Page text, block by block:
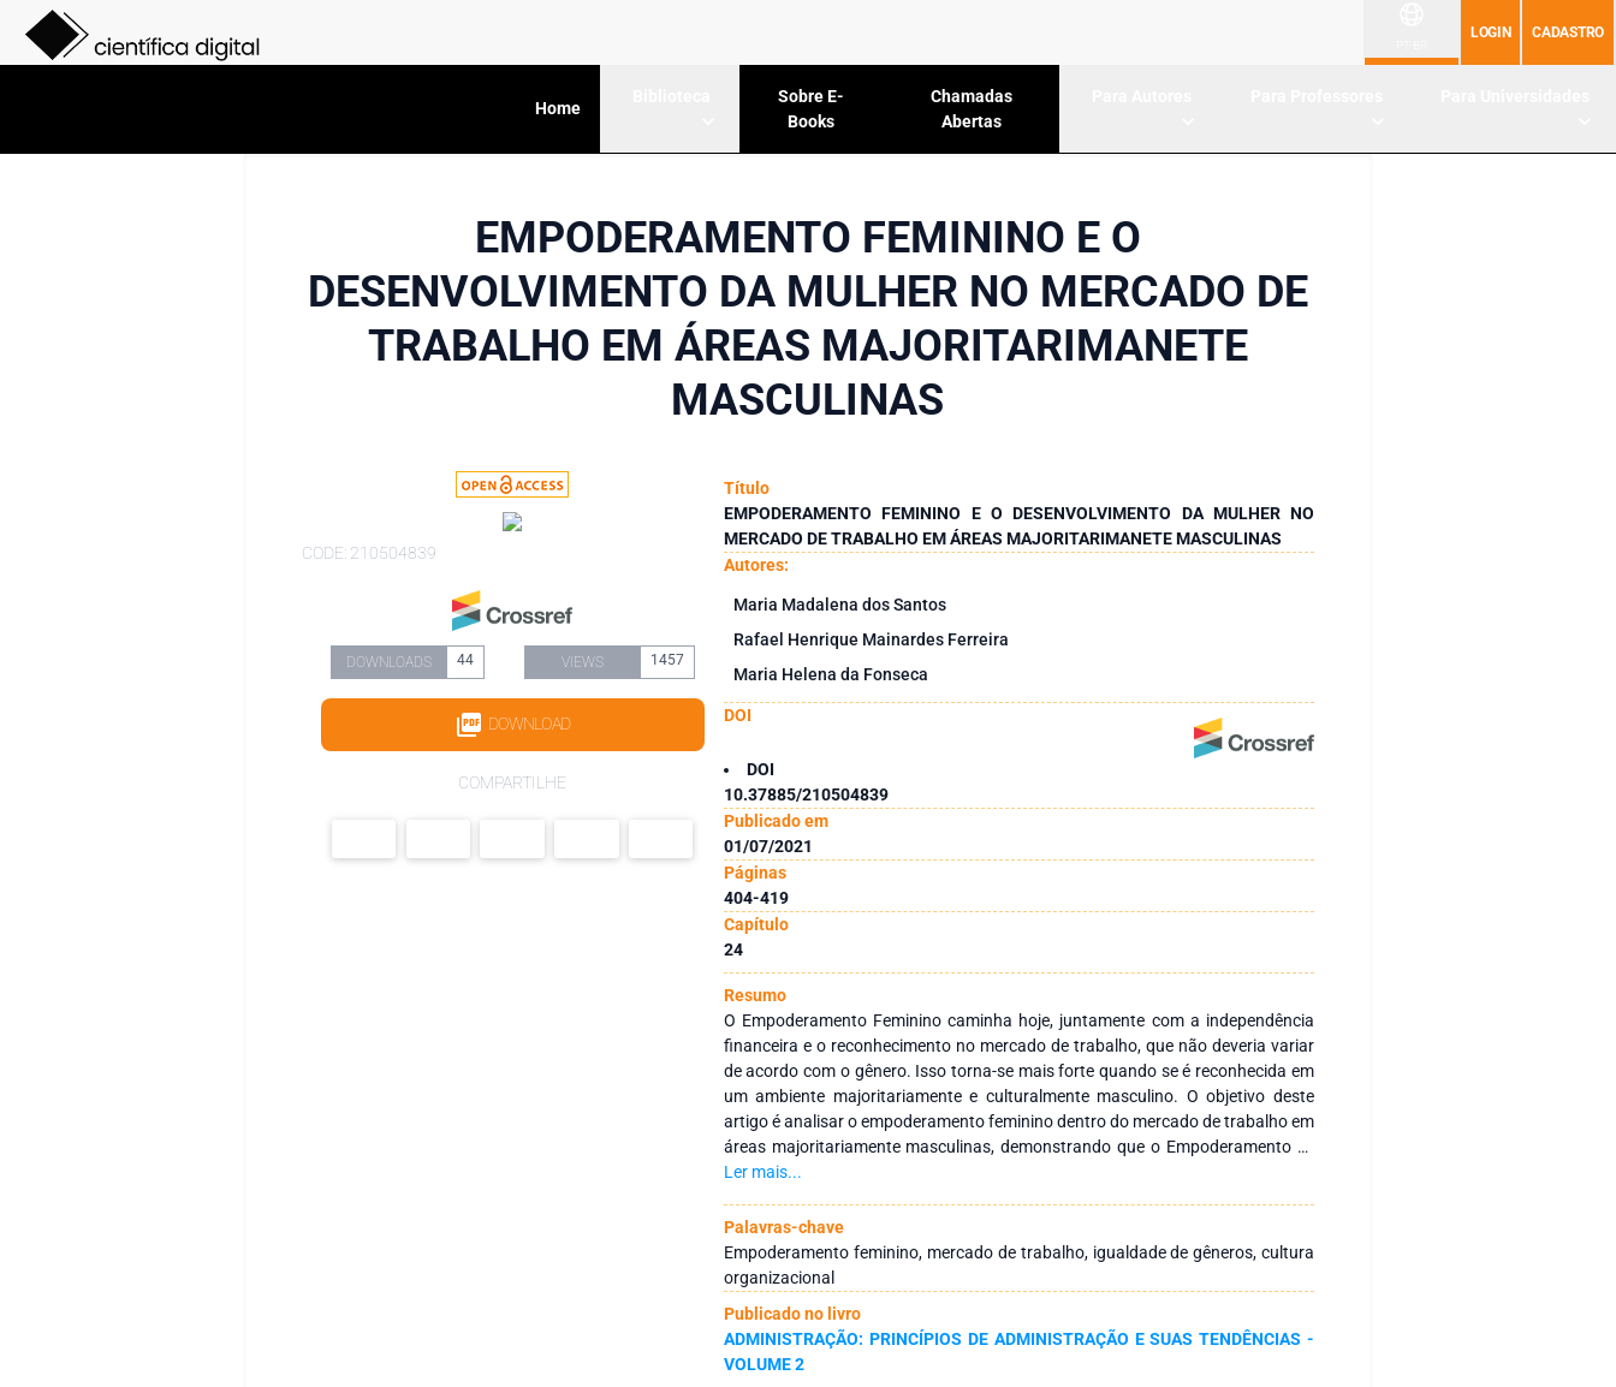
LOGIN CADASTRO
Home
Sobre E-
Books
Chamadas
Abertas
EMPODERAMENTO FEMININO E O
DESENVOLVIMENTO DA MULHER NO MERCADO DE
TRABALHO EM ÁREAS MAJORITARIMANETE
MASCULINAS
CODE: 210504839
DOWNLOADS 44 VIEWS 1457
DOWNLOAD
COMPARTILHE
Título
EMPODERAMENTO FEMININO E O DESENVOLVIMENTO DA MULHER NO
MERCADO DE TRABALHO EM ÁREAS MAJORITARIMANETE MASCULINAS
Autores:
Maria Madalena dos Santos
Rafael Henrique Mainardes Ferreira
Maria Helena da Fonseca
DOI
DOI
10.37885/210504839
Publicado em
01/07/2021
Páginas
404-419
Capítulo
24
Resumo
O Empoderamento Feminino caminha hoje, juntamente com a independência
financeira e o reconhecimento no mercado de trabalho, que não deveria variar
de acordo com o gênero. Isso torna-se mais forte quando se é reconhecida em
um ambiente majoritariamente e culturalmente masculino. O objetivo deste
artigo é analisar o empoderamento feminino dentro do mercado de trabalho em
áreas majoritariamente masculinas, demonstrando que o Empoderamento se
mostra de diferentes formas de acordo com a cultura de cada ambiente. Foi
dados Scopus com os termos: empowerment* and gender equality at work* or
gender inequality at work* que resultaram em 149 artigos, além disso foi
aplicado um questionário, com cinco perguntas para três mulheres que atuam
em cargos e empresas diferentes para verificar a visão das entrevistadas sobre
a temática. As respostas variaram de acordo com cada entrevistada,
ressaltasse que as opiniões têm pontos em comum, onde o conceito de
empoderamento feminino é fazer o que quiser, quando e onde, sem levar em
Ler mais...
Palavras-chave
Empoderamento feminino, mercado de trabalho, igualdade de gêneros, cultura
organizacional
Publicado no livro
ADMINISTRAÇÃO: PRINCÍPIOS DE ADMINISTRAÇÃO E SUAS TENDÊNCIAS -
VOLUME 2